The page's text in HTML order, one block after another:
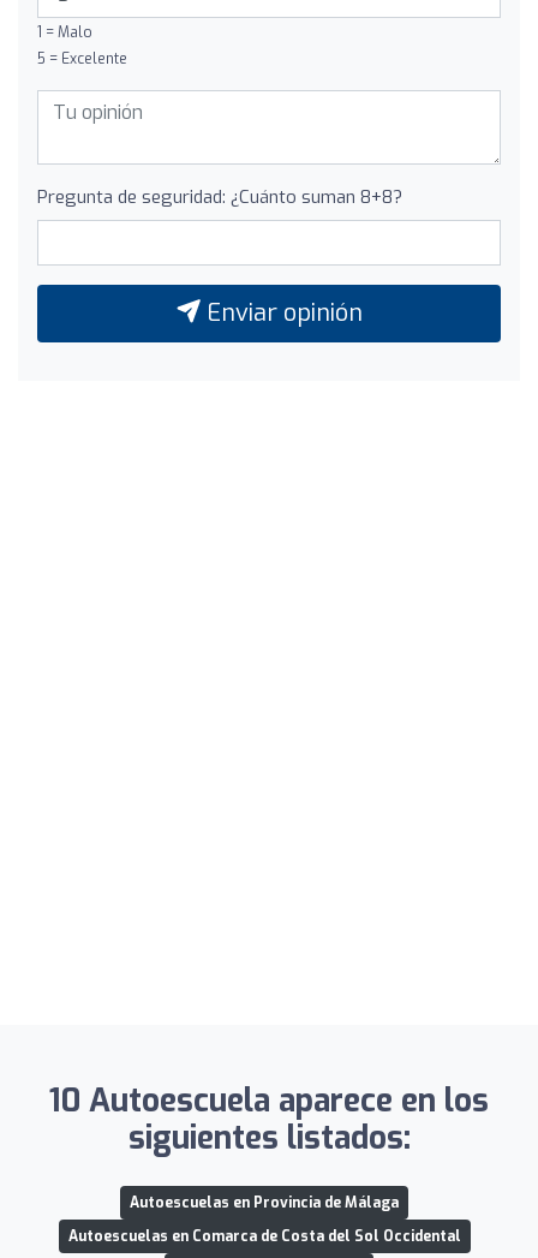
1 = Malo
5 = Excelente
Pregunta de seguridad: ¿Cuánto suman 8+8?
Enviar opinión
10 Autoescuela aparece en los
siguientes listados:
Autoescuelas en Provincia de Málaga
Autoescuelas en Comarca de Costa del Sol Occidental